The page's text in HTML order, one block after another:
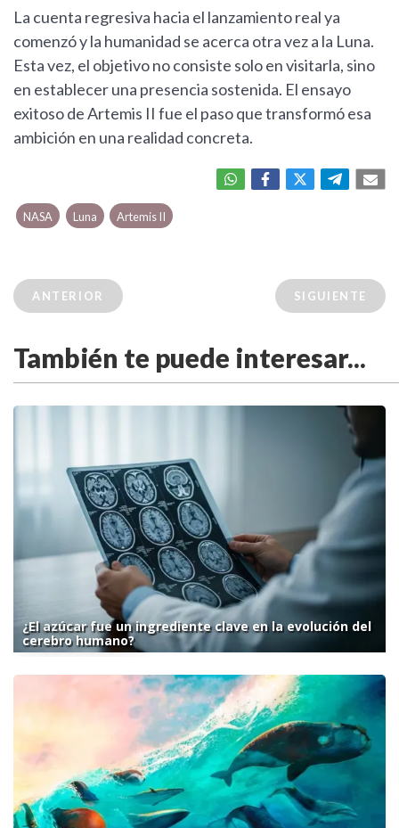
La cuenta regresiva hacia el lanzamiento real ya
comenzó y la humanidad se acerca otra vez a la Luna.
Esta vez, el objetivo no consiste solo en visitarla, sino
en establecer una presencia sostenida. El ensayo
exitoso de Artemis II fue el paso que transformó esa
ambición en una realidad concreta.
NASA Luna Artemis II
ANTERIOR SIGUIENTE
También te puede interesar...
¿El azúcar fue un ingrediente clave en la evolución del
cerebro humano?